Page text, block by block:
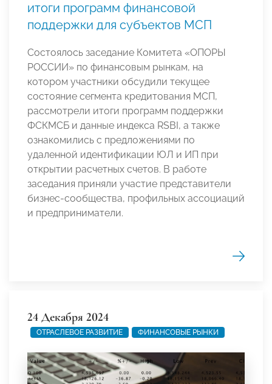
итоги программ финансовой
поддержки для субъектов МСП
Состоялось заседание Комитета «ОПОРЫ
РОССИИ» по финансовым рынкам, на
котором участники обсудили текущее
состояние сегмента кредитования МСП,
рассмотрели итоги программ поддержки
ФСКМСБ и данные индекса RSBI, а также
ознакомились с предложениями по
удаленной идентификации ЮЛ и ИП при
открытии расчетных счетов. В работе
заседания приняли участие представители
бизнес-сообщества, профильных ассоциаций
и предприниматели.
24 Декабря 2024
ОТРАСЛЕВОЕ РАЗВИТИЕ ФИНАНСОВЫЕ РЫНКИ